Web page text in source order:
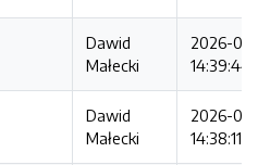
Dawid
Małecki
2026-
14:39:44
Dawid
Małecki
2026-
14:38:11